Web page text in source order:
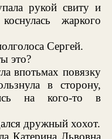
рукой свиту и
жаркого
Сергей.
это?
впотьмах повязку
в сторону,
на кого-то в
дружный хохот.
Катерина Львовна